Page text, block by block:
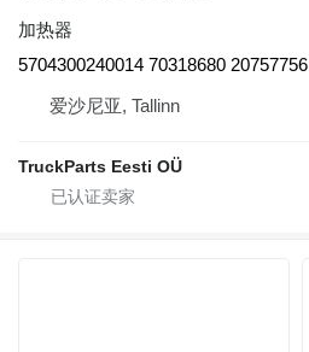
加热器
5704300240014 70318680 20757756
爱沙尼亚, Tallinn
TruckParts Eesti OÜ